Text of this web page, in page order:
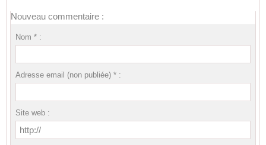
Nouveau commentaire :
Nom * :
Adresse email (non publiée) * :
Site web :